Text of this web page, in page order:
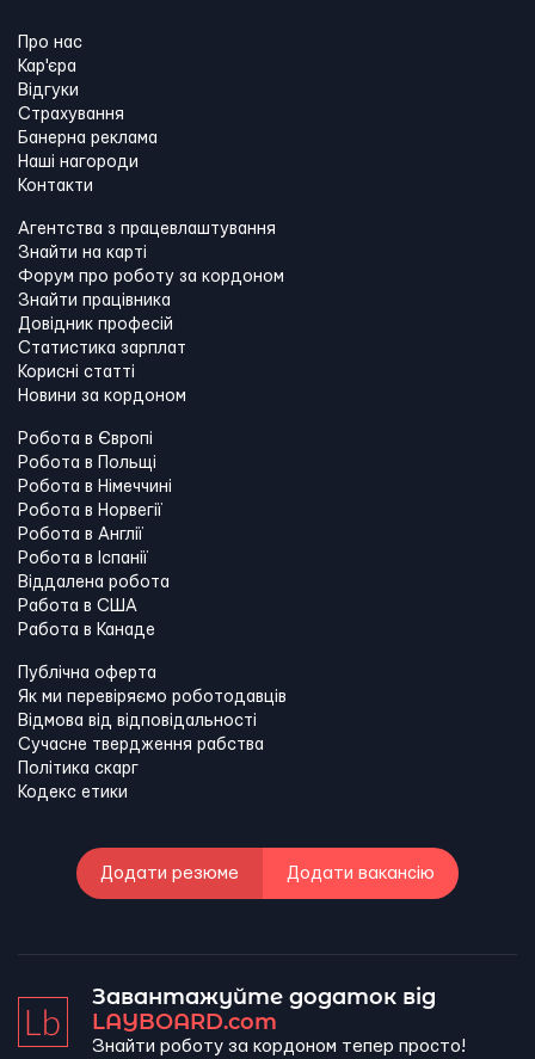
Про нас
Кар'єра
Відгуки
Страхування
Банерна реклама
Наші нагороди
Контакти
Агентства з працевлаштування
Знайти на карті
Форум про роботу за кордоном
Знайти працівника
Довідник професій
Статистика зарплат
Корисні статті
Новини за кордоном
Робота в Європі
Робота в Польщі
Робота в Німеччині
Робота в Норвегії
Робота в Англії
Робота в Іспанії
Віддалена робота
Работа в США
Работа в Канадe
Публічна оферта
Як ми перевіряємо роботодавців
Відмова від відповідальності
Сучасне твердження рабства
Політика скарг
Кодекс етики
Додати резюме Додати вакансію
Завантажуйте додаток від
LAYBOARD.com
Знайти роботу за кордоном тепер просто!